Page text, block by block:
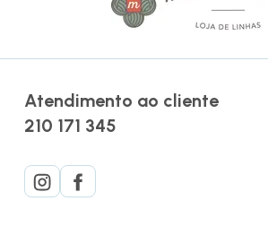
Atendimento ao cliente
210 171 345